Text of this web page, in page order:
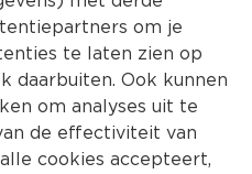
om je
te laten zien op
daarbuiten. Ook kunnen
om analyses uit te
de effectiviteit van
cookies accepteert,